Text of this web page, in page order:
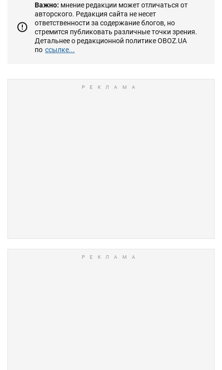
Важно: мнение редакции может отличаться от
авторского. Редакция сайта не несет
ответственности за содержание блогов, но
стремится публиковать различные точки зрения.
Детальнее о редакционной политике OBOZ.UA
по ссылке...